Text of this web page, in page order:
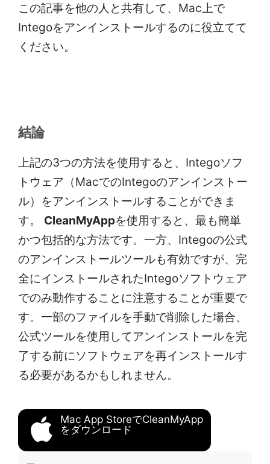
この記事を他の人と共有して、Mac上で
Integoをアンインストールするのに役立てて
ください。
結論
上記の3つの方法を使用すると、Integoソフ
トウェア（MacでのIntegoのアンインストー
ル）をアンインストールすることができま
す。 CleanMyAppを使用すると、最も簡単
かつ包括的な方法です。一方、Integoの公式
のアンインストールツールも有効ですが、完
全にインストールされたIntegoソフトウェア
でのみ動作することに注意することが重要で
す。一部のファイルを手動で削除した場合、
公式ツールを使用してアンインストールを完
了する前にソフトウェアを再インストールす
る必要があるかもしれません。
Mac App StoreでCleanMyApp
をダウンロード